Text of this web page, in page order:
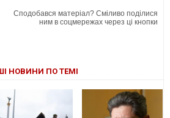
Сподобався матеріал? Сміливо поділися
ним в соцмережах через ці кнопки
НОВИНИ ПО ТЕМІ